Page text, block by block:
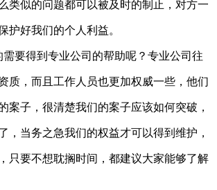
类似的问题都可以被及时的制止，对方一
护好我们的个人利益。
需要得到专业公司的帮助呢？专业公司往
质，而且工作人员也更加权威一些，他们
案子，很清楚我们的案子应该如何突破，
，当务之急我们的权益才可以得到维护，
只要不想耽搁时间，都建议大家能够了解